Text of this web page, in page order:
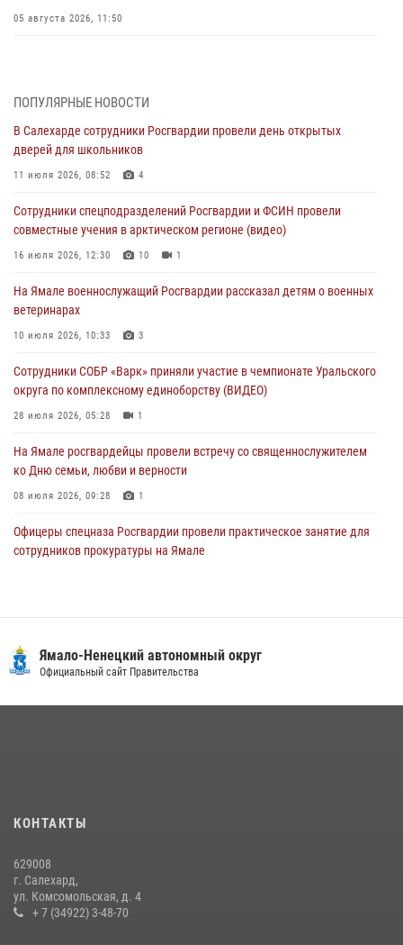
05 августа 2026, 11:50
03 августа 2026, 07:21 2
Генерал-полковник Юрий Аверин выступил на Всероссийском
молодёжном образовательном форуме «Территория смыслов»
03 августа 2026, 06:54
Директор Росгвардии Герой России генерал армии Виктор Золотов
поздравил специалистов подразделений тыла с профессиональным
праздником
Сотрудники СОБР «Варк» повышают боевое мастерство на Ямале
30 июля 2026, 09:34 1
Офицеры спецназа Росгвардии провели практическое занятие для
сотрудников прокуратуры на Ямале
29 июля 2026, 10:42 4
ПОПУЛЯРНЫЕ НОВОСТИ
В Салехарде сотрудники Росгвардии провели день открытых
дверей для школьников
11 июля 2026, 08:52 4
Сотрудники спецподразделений Росгвардии и ФСИН провели
совместные учения в арктическом регионе (видео)
16 июля 2026, 12:30 10 1
На Ямале военнослужащий Росгвардии рассказал детям о военных
ветеринарах
10 июля 2026, 10:33 3
Сотрудники СОБР «Варк» приняли участие в чемпионате Уральского
округа по комплексному единоборству (ВИДЕО)
28 июля 2026, 05:28 1
На Ямале росгвардейцы провели встречу со священнослужителем
ко Дню семьи, любви и верности
08 июля 2026, 09:28 1
Офицеры спецназа Росгвардии провели практическое занятие для
сотрудников прокуратуры на Ямале
«Каникулы с Росгвардией» продолжаются на Ямале
14 июля 2026, 06:53
Ямало-Ненецкий автономный округ
Официальный сайт Правительства
КОНТАКТЫ
629008
г. Салехард,
ул. Комсомольская, д. 4
+ 7 (34922) 3-48-70